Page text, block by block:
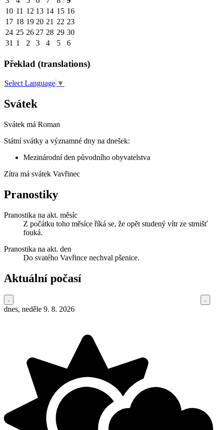
10 11 12 13 14 15 16
17 18 19 20 21 22 23
24 25 26 27 28 29 30
31 1 2 3 4 5 6
Překlad (translations)
Select Language ▼
Svátek
Svátek má Roman
Státní svátky a významné dny na dnešek:
Mezinárodní den původního obyvatelstva
Zítra má svátek Vavřinec
Pranostiky
Pranostika na akt. měsíc
Z počátku toho měsíce říká se, že opět studený vítr ze strnišť
fouká.
Pranostika na akt. den
Do svatého Vavřince nechval pšenice.
Aktuální počasí
dnes, neděle 9. 8. 2026